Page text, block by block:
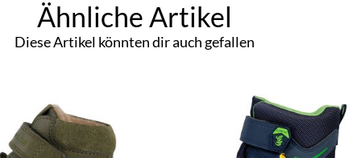
Ähnliche Artikel
Diese Artikel könnten dir auch gefallen